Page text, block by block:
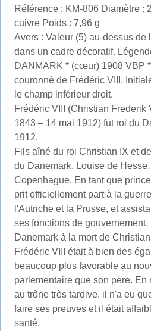
Référence : KM-806 Diamètre :
cuivre Poids : 7,96 g
Avers : Valeur (5) au-dessus de
dans un cadre décoratif.
DANMARK * (cœur) 1908 VBP
couronné de Frédéric VIII.
le champ inférieur droit.
Frédéric VIII (Christian Frederik
1843 – 14 mai 1912) fut roi du
1912.
Fils aîné du roi Christian IX et
du Danemark, Louise de
Copenhague. En tant que
prit officiellement part à la
l'Autriche et la Prusse, et
ses fonctions de gouvernement.
Danemark à la mort de
Frédéric VIII était à bien des
beaucoup plus favorable au
parlementaire que son père.
au trône très tardive, il n'a eu
faire ses preuves et il était
santé.